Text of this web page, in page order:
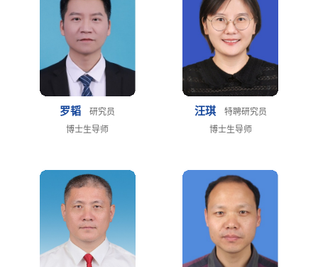
罗韬
研究员
博士生导师
汪琪
特聘研究员
博士生导师